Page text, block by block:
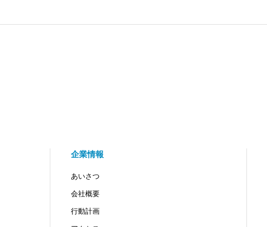
企業情報
あいさつ
会社概要
行動計画